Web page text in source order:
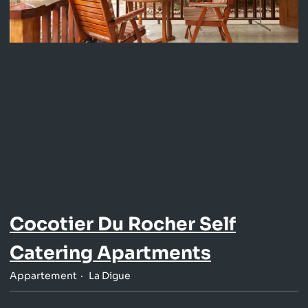
Cocotier Du Rocher Self
Catering Apartments
Appartement La Digue